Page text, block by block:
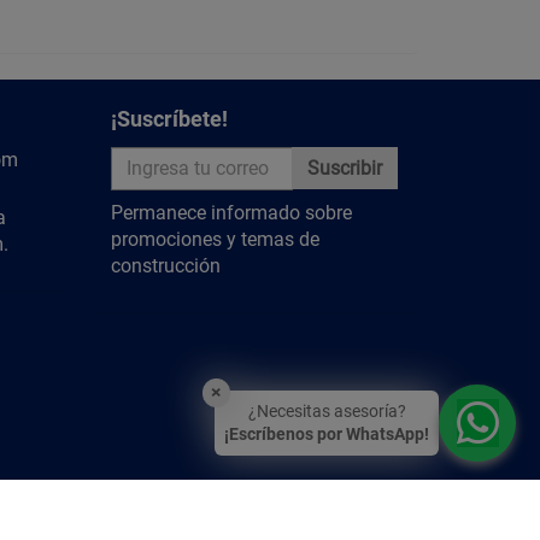
tablaroca, falso techo o superficies similares.
y descubre más contenido relevante.
¡Suscríbete!
Suscribir
Permanece informado sobre
promociones y temas de
construcción
×
¿Necesitas asesoría?
¡Escríbenos por WhatsApp!